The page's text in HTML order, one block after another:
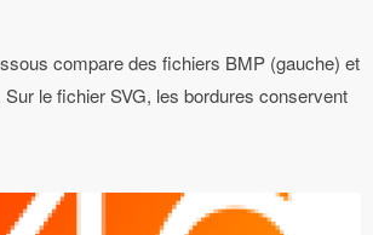
compare des fichiers BMP (gauche) et
le fichier SVG, les bordures conservent